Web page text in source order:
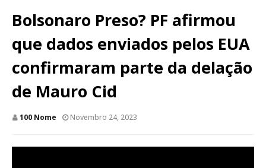
Bolsonaro Preso? PF afirmou
que dados enviados pelos EUA
confirmaram parte da delação
de Mauro Cid
100 Nome Novembro 24, 2023